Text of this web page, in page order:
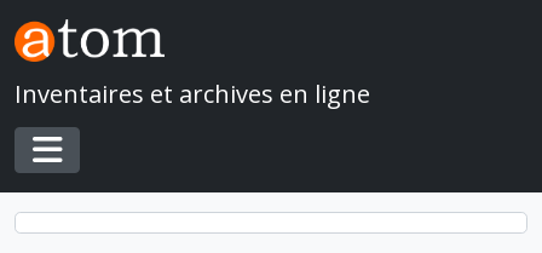
Skip to main content
Inventaires et archives en ligne
Toggle navigation